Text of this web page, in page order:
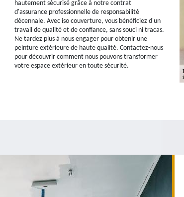
hautement sécurisé grâce à notre contrat
d'assurance professionnelle de responsabilité
décennale. Avec iso couverture, vous bénéficiez d'un
travail de qualité et de confiance, sans souci ni tracas.
Ne tardez plus à nous engager pour obtenir une
peinture extérieure de haute qualité. Contactez-nous
pour découvrir comment nous pouvons transformer
votre espace extérieur en toute sécurité.